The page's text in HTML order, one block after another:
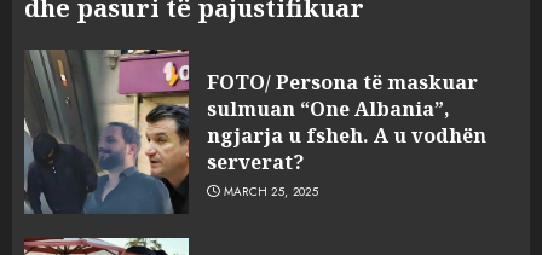
dhe pasuri të pajustifikuar
FOTO/ Persona të maskuar
sulmuan “One Albania”,
ngjarja u fsheh. A u vodhën
serverat?
MARCH 25, 2025